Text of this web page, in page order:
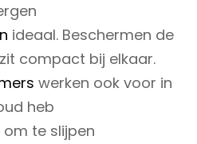
ideaal. Beschermen de
compact bij elkaar.
werken ook voor in
heb
te slijpen